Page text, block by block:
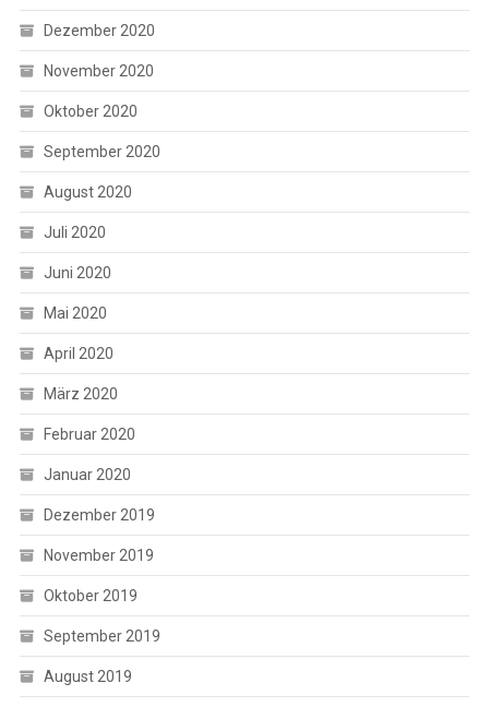
Dezember 2020
November 2020
Oktober 2020
September 2020
August 2020
Juli 2020
Juni 2020
Mai 2020
April 2020
März 2020
Februar 2020
Januar 2020
Dezember 2019
November 2019
Oktober 2019
September 2019
August 2019